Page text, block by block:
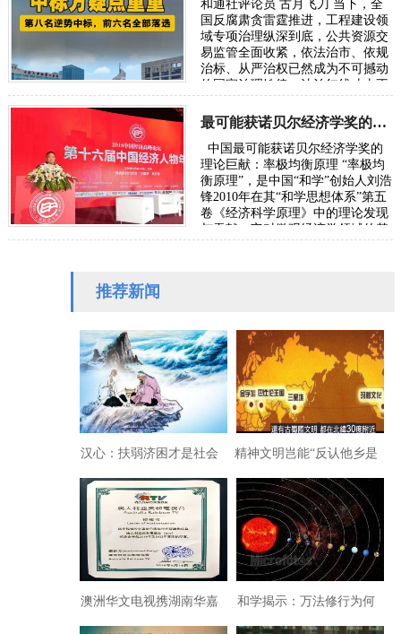
和通社评论员 古月飞刀 当下，全
国反腐肃贪雷霆推进，工程建设领
域专项治理纵深到底，公共资源交
易监管全面收紧，依法治市、依规
治标、从严治权已然成为不可撼动
的国家治理铁律。法治红线寸土不
国有资产…
最可能获诺贝尔经济学奖的理论巨献：率极均衡原理
中国最可能获诺贝尔经济学奖的
理论巨献：率极均衡原理 “率极均
衡原理”，是中国“和学”创始人刘浩
锋2010年在其“和学思想体系”第五
卷《经济科学原理》中的理论发现
与贡献。它对微观经济学领域的基
推荐新闻
汉心：扶弱济困才是社会
正义
精神文明岂能“反认他乡是
故乡”？
澳洲华文电视携湖南华嘉 和学揭示：万法修行为何